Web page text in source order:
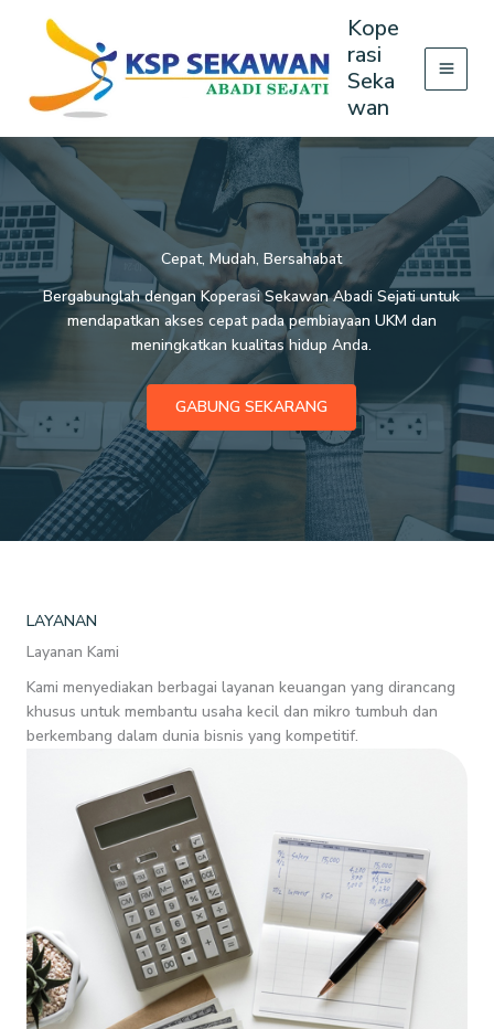
Kope
rasi
Seka
wan
Cepat, Mudah, Bersahabat
Bergabunglah dengan Koperasi Sekawan Abadi Sejati untuk
mendapatkan akses cepat pada pembiayaan UKM dan
meningkatkan kualitas hidup Anda.
GABUNG SEKARANG
LAYANAN
Layanan Kami
Kami menyediakan berbagai layanan keuangan yang dirancang
khusus untuk membantu usaha kecil dan mikro tumbuh dan
berkembang dalam dunia bisnis yang kompetitif.